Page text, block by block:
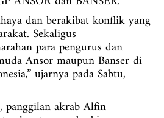
dan berakibat konflik yang
Sekaligus
para pengurus dan
Ansor maupun Banser di
ujarnya pada Sabtu,
akrab Alfin